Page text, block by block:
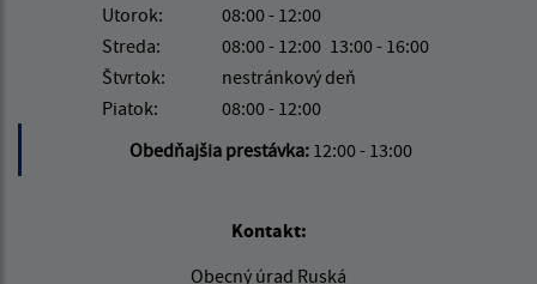
Utorok:
08:00 - 12:00
Streda:
08:00 - 12:00 13:00 - 16:00
Štvrtok:
nestránkový deň
Piatok:
08:00 - 12:00
Obedňajšia prestávka: 12:00 - 13:00
Kontakt:
Obecný úrad Ruská